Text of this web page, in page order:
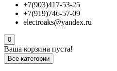
+7(903)417-53-25
+7(919)746-57-09
electroaks@yandex.ru
0
Ваша корзина пуста!
Все категории